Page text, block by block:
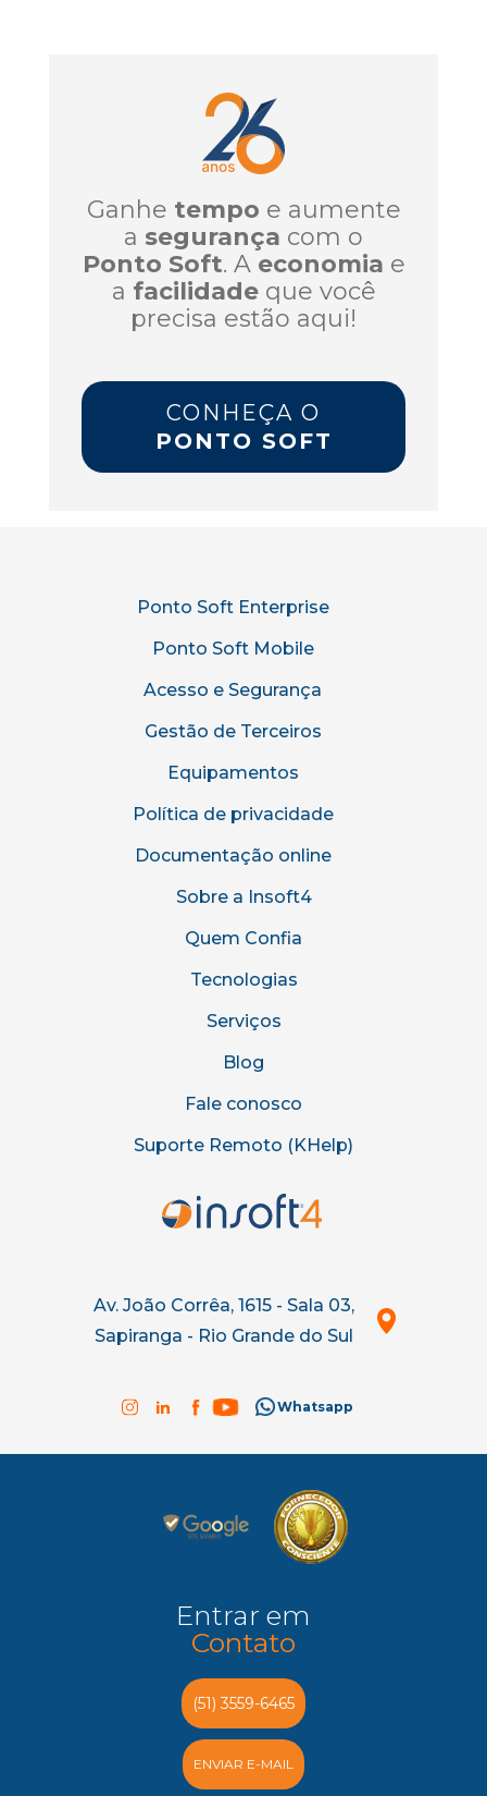
Ganhe tempo e aumente
a segurança com o
Ponto Soft. A economia e
a facilidadeque você
precisa estão aqui!
CONHEÇA O
PONTO SOFT
Ponto Soft Enterprise
Ponto Soft Mobile
Acesso e Segurança
Gestão de Terceiros
Equipamentos
Política de privacidade
Documentação online
Sobre a Insoft4
Quem Confia
Tecnologias
Serviços
Blog
Fale conosco
Suporte Remoto (KHelp)
Av. João Corrêa, 1615 - Sala 03,
Sapiranga - Rio Grande do Sul
Whatsapp
Entrar em
Contato
(51) 3559-6465
ENVIAR E-MAIL